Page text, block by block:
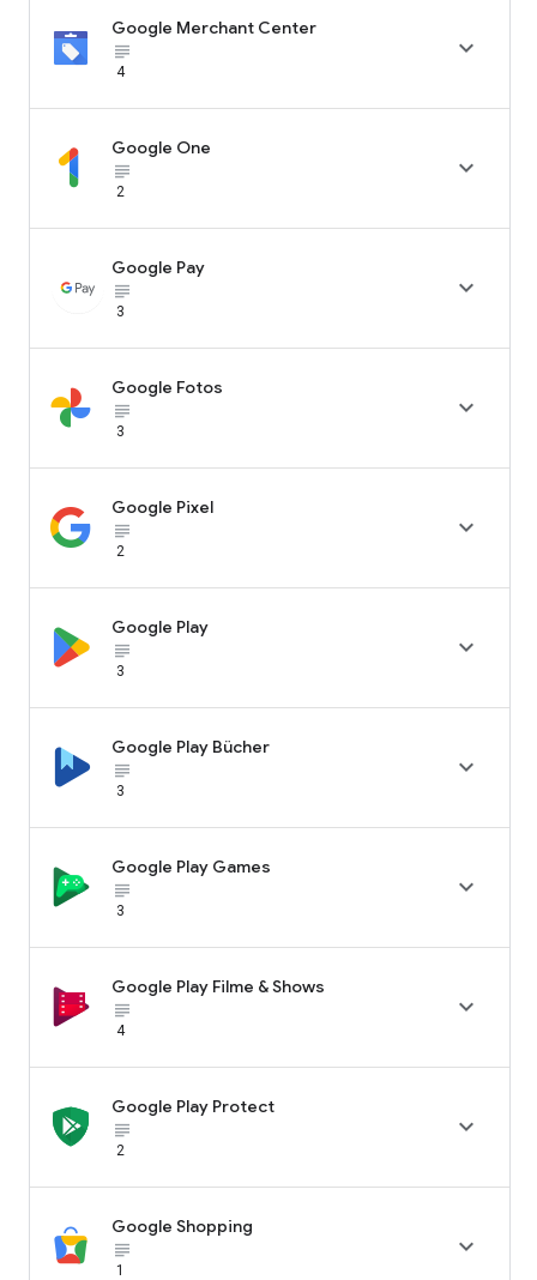
Google Merchant Center
subject_black
4

Google One
subject_black
2

Google Pay
subject_black
3

Google Fotos
subject_black
3

Google Pixel
subject_black
2

Google Play
subject_black
3

Google Play Bücher
subject_black
3

Google Play Games
subject_black
3

Google Play Filme & Shows
subject_black
4

Google Play Protect
subject_black
2

Google Shopping
subject_black
1
